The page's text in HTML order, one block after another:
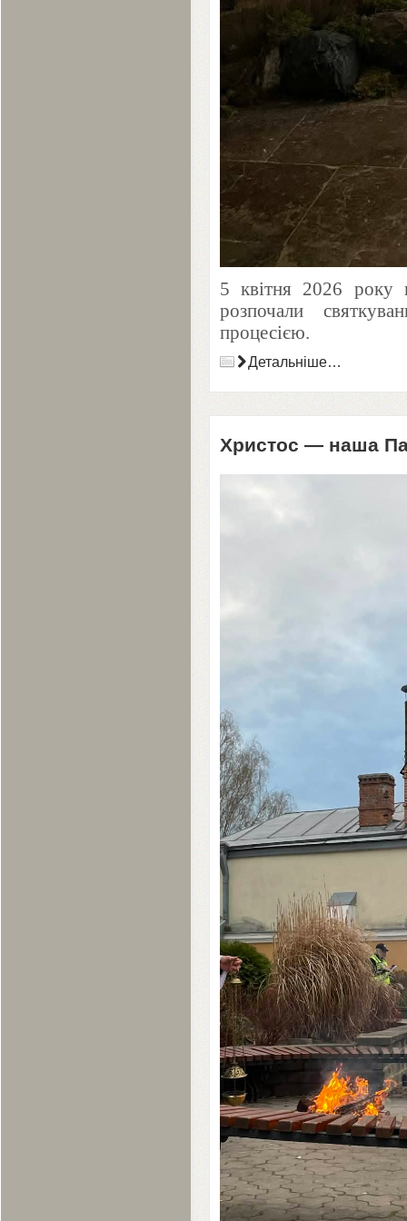
5 квітня 2026 року
розпочали
процесією.
Детальніше…
Христос — наша